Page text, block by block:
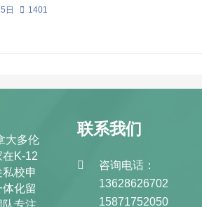
日 1401
大多伦
K-12
校申
化留
专注
联系我们
咨询电话：
13628626702
15871752050